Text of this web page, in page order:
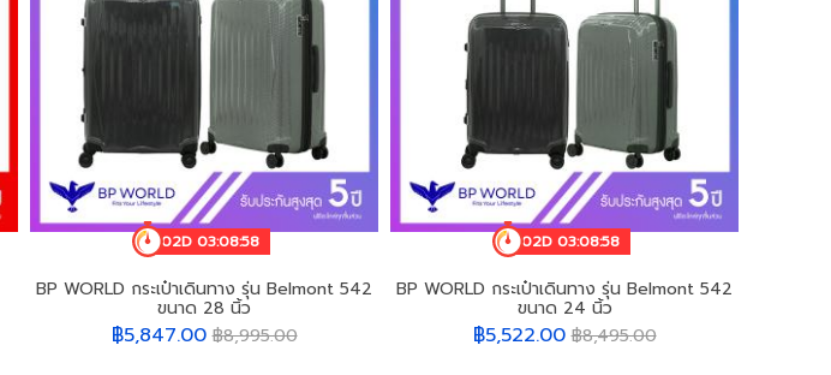
02D 03:08:55
BP WORLD กระเป๋าเดินทาง รุ่น Belmont 542
ขนาด 28 นิ้ว
฿5,847.00 ฿8,995.00
02D 03:08:55
BP WORLD กระเป๋าเดินทาง รุ่น Belmont 542
ขนาด 24 นิ้ว
฿5,522.00 ฿8,495.00